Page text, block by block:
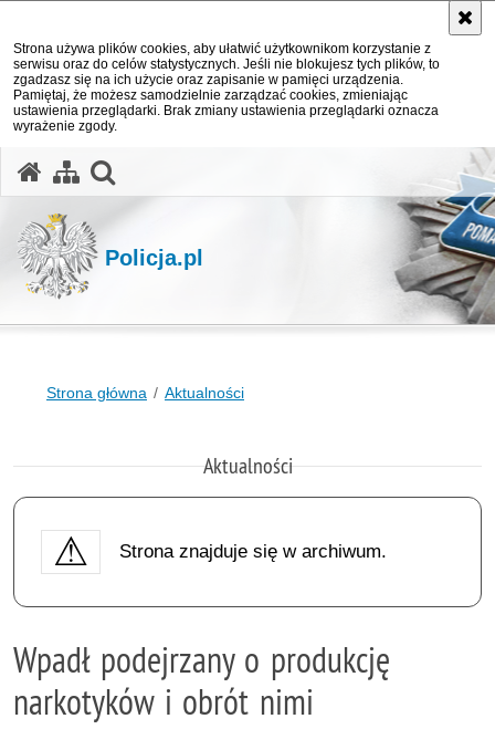
Strona używa plików cookies, aby ułatwić użytkownikom korzystanie z
serwisu oraz do celów statystycznych. Jeśli nie blokujesz tych plików, to
zgadzasz się na ich użycie oraz zapisanie w pamięci urządzenia.
Pamiętaj, że możesz samodzielnie zarządzać cookies, zmieniając
ustawienia przeglądarki. Brak zmiany ustawienia przeglądarki oznacza
wyrażenie zgody.
Policja.pl
Strona główna Aktualności
Aktualności
Strona znajduje się w archiwum.
Wpadł podejrzany o produkcję
narkotyków i obrót nimi